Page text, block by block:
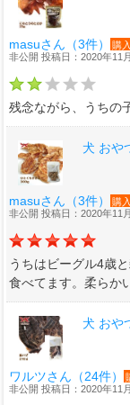
masuさん（3件）
購
非公開 投稿日：2020年11
残念ながら、うちの
犬 おや
masuさん（3件）
購
非公開 投稿日：2020年11
うちはビーグル4歳
食べてます。柔らか
犬 おや
ワルツさん（24件）
非公開 投稿日：2020年11